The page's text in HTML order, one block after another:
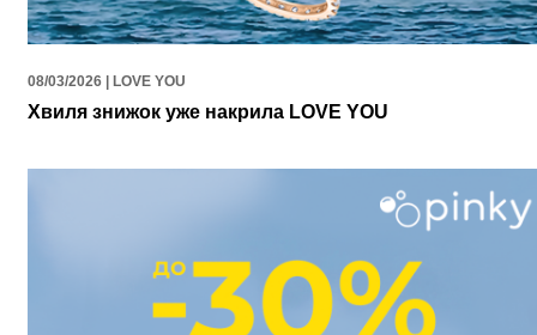
08/03/2026 | LOVE YOU
Хвиля знижок уже накрила LOVE YOU